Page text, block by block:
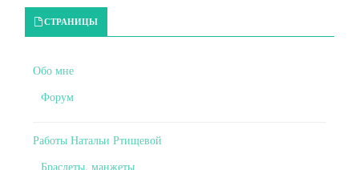
Primary Sidebar
СТРАНИЦЫ
Обо мне
Форум
Работы Натальи Ртищевой
Браслеты, манжеты